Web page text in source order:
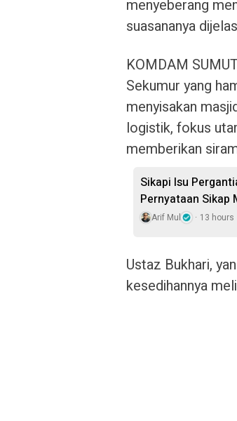
menyeberang
suasananya
KOMDAM
Sekumur yang
menyisakan
logistik, fokus
memberikan
Sikapi Isu
Pernyataan Sikap
Arif Mul 13 hours
Ustaz Bukhari,
kesedihannya